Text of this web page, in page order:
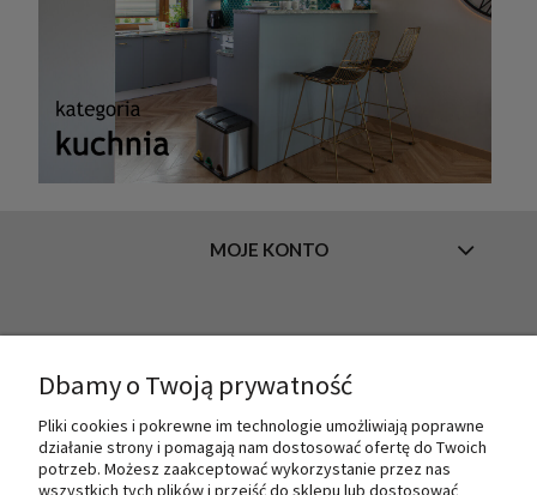
MOJE KONTO
INFORMACJE
O NAS
Dbamy o Twoją prywatność
Pliki cookies i pokrewne im technologie umożliwiają poprawne
działanie strony i pomagają nam dostosować ofertę do Twoich
potrzeb. Możesz zaakceptować wykorzystanie przez nas
wszystkich tych plików i przejść do sklepu lub dostosować